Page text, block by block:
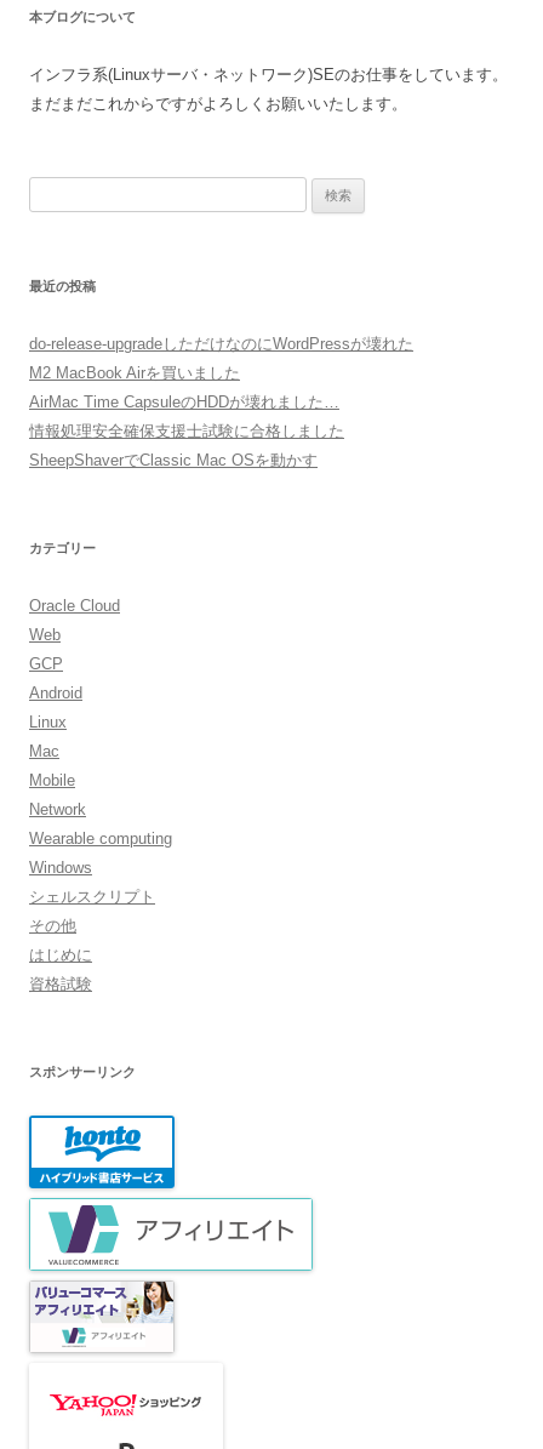
ー
ョ
本ブログについて
インフラ系(Linuxサーバ・ネットワーク)SEのお仕事をしています。
まだまだこれからですがよろしくお願いいたします。
索:
最近の投稿
do-release-upgradeしただけなのにWordPressが壊れた
M2 MacBook Airを買いました
AirMac Time CapsuleのHDDが壊れました…
情報処理安全確保支援士試験に合格しました
SheepShaverでClassic Mac OSを動かす
カテゴリー
Oracle Cloud
Web
GCP
Android
Linux
Mac
Mobile
Network
Wearable computing
Windows
シェルスクリプト
その他
はじめに
資格試験
スポンサーリンク